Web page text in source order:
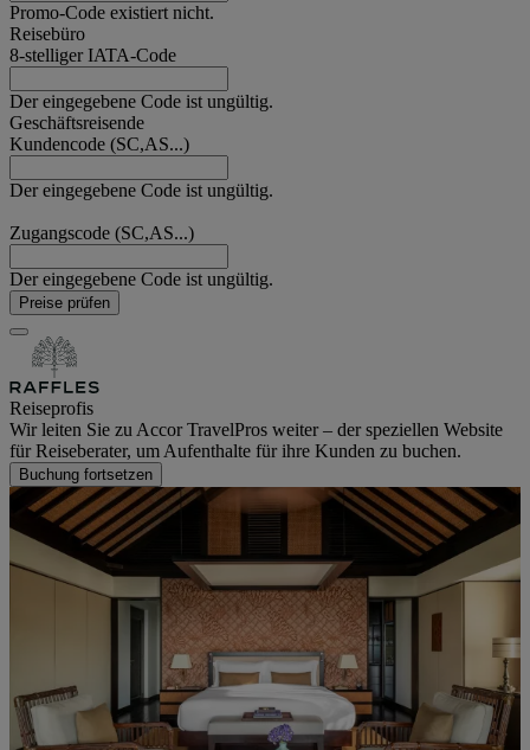
Promo-Code existiert nicht.
Reisebüro
8-stelliger IATA-Code
Der eingegebene Code ist ungültig.
Geschäftsreisende
Kundencode (SC,AS...)
Der eingegebene Code ist ungültig.
Zugangscode (SC,AS...)
Der eingegebene Code ist ungültig.
Preise prüfen
Reiseprofis
Wir leiten Sie zu Accor TravelPros weiter – der speziellen Website
für Reiseberater, um Aufenthalte für ihre Kunden zu buchen.
Buchung fortsetzen